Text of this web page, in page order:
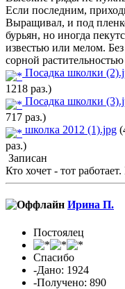
Если последним,
Выращивал, и под
бурьян, но иногда
известью или мелом.
сорной
Посадка школки
1218 раз.)
Посадка школки
717 раз.)
школка 2012 (1).jpg
раз.)
Записан
Кто хочет - тот
Ирина П.
Постоялец
Спасибо
-Дано: 1924
-Получено: 890